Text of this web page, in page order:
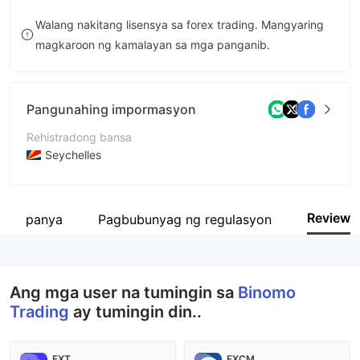
8
9
Walang nakitang lisensya sa forex trading. Mangyaring
magkaroon ng kamalayan sa mga panganib.
Pangunahing impormasyon
Rehistradong bansa
Seychelles
Kumpanya
Pagbubunyag ng regulasyon Review
Ang mga user na tumingin sa Binomo
Trading ay tumingin din..